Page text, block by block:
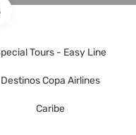
Tours - Easy Line
Destinos Copa Airlines
Caribe